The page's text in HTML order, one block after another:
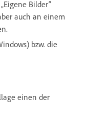
Bilder“
auch an einem
bzw. die
einen der